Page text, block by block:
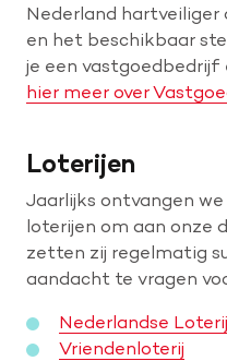
Nederland hartveiliger
en het beschikbaar
je een vastgoedbedrijf
hier meer over
Loterijen
Jaarlijks ontvangen
loterijen om aan onze
zetten zij regelmatig
aandacht te vragen
Nederlandse Loterij
Vriendenloterij